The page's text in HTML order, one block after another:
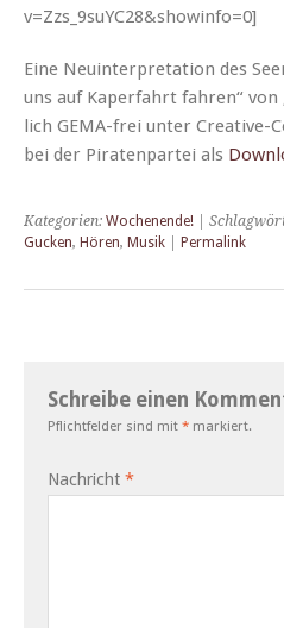
v=Zzs_9suYC28&showinfo=0]
Eine Neuin­ter­pre­ta­tion des
uns auf Kaper­fahrt fahren“
lich GEMA-frei unter Cre­ative-
bei der Piraten­partei als
Kategorien: Wochenende! |
Gucken, Hören, Musik Permalink
Schreibe einen
Pflichtfelder sind mit * markiert.
Nachricht *